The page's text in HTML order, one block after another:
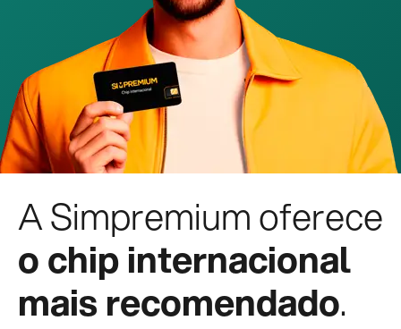
A Simpremium oferece
o chip internacional
mais recomendado.